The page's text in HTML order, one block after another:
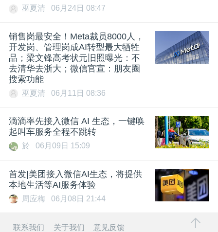
巫夏清 06月24日 08:47
销售岗最安全！Meta裁员8000人，
开发岗、管理岗成AI转型最大牺牲
品；梁文锋高考状元旧照曝光：不
去清华去浙大；微信官宣：朋友圈
搜索功能
巫夏清 06月11日 08:36
滴滴率先接入微信 AI 生态，一键唤
起叫车服务全程不跳转
於 06月09日 15:09
首发|美团接入微信AI生态，将提供
本地生活等AI服务体验
周应梅 06月08日 21:44
联系我们 关于我们 意见反馈